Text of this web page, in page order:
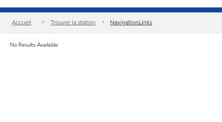
Accueil Trouver la station NavigationLinks
No Results Available